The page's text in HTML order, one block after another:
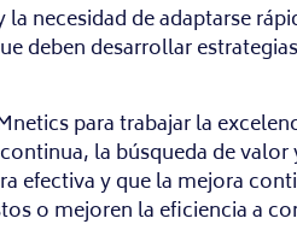
necesidad de adaptarse
deben desarrollar
para trabajar la
la búsqueda de
efectiva y que la mejora
o mejoren la eficiencia a